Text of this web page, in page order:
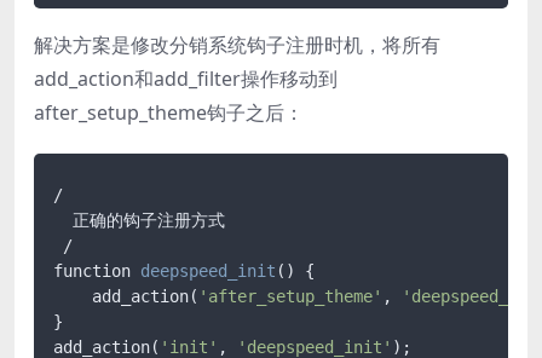
解决方案是修改分销系统钩子注册时机，将所有
add_action和add_filter操作移动到
after_setup_theme钩子之后：
/
  正确的钩子注册方式
function deepspeed_init ()
{
    add_action(
'after_setup_theme' ,
}
add_action( 'init' , 'deepspeed_init'